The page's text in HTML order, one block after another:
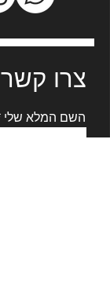
צרו קשר
השם המלא שלי